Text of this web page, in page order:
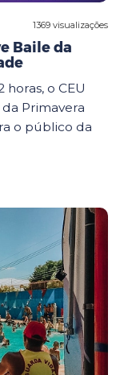
1369 visualizações
Baile da
horas, o CEU
Primavera
o público da